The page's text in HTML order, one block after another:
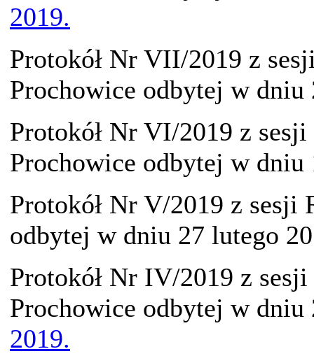
2019.
Protokół Nr VII/2019 z
Prochowice odbytej w
Protokół Nr VI/2019 z
Prochowice odbytej w
Protokół Nr V/2019 z
odbytej w dniu 27 lutego
Protokół Nr IV/2019 z
Prochowice odbytej w
2019.